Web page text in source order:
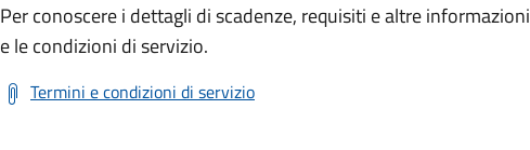
Per conoscere i dettagli di scadenze, requisiti e altre
e le condizioni di servizio.
Termini e condizioni di servizio